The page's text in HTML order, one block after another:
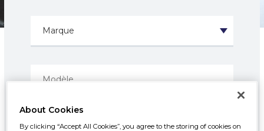
About Cookies
By clicking “Accept All Cookies”, you agree to the storing of cookies on